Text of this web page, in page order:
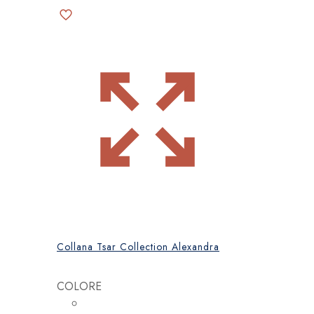
Collana Tsar Collection Alexandra
COLORE